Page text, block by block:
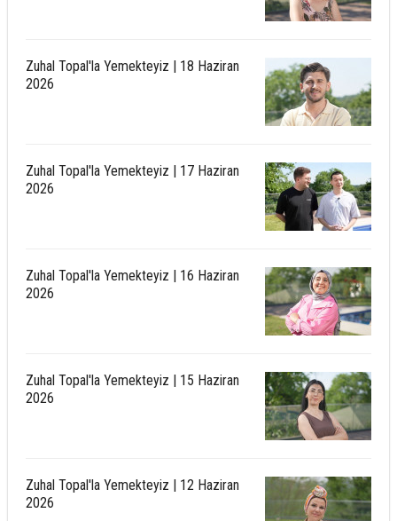
Zuhal Topal'la Yemekteyiz | 18 Haziran
2026
Zuhal Topal'la Yemekteyiz | 17 Haziran
2026
Zuhal Topal'la Yemekteyiz | 16 Haziran
2026
Zuhal Topal'la Yemekteyiz | 15 Haziran
2026
Zuhal Topal'la Yemekteyiz | 12 Haziran
2026